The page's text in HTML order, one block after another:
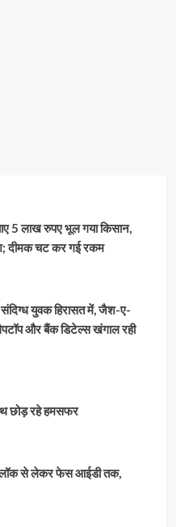
5 लाख रुपए भूल गया किसान,
दीमक चट कर गई रकम
युवक हिरासत में, जैश-ए-
और बैंक डिटेल्स खंगाल रही
छोड़ रहे हमसफर
लॉक से लेकर फेस आईडी तक,